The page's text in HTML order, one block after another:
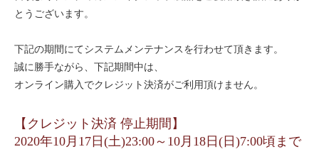
とうございます。
下記の期間にてシステムメンテナンスを行わせて頂きます。
誠に勝手ながら、下記期間中は、
オンライン購入でクレジット決済がご利用頂けません。
【クレジット決済 停止期間】
2020年10月17日(土)23:00～10月18日(日)7:00頃まで